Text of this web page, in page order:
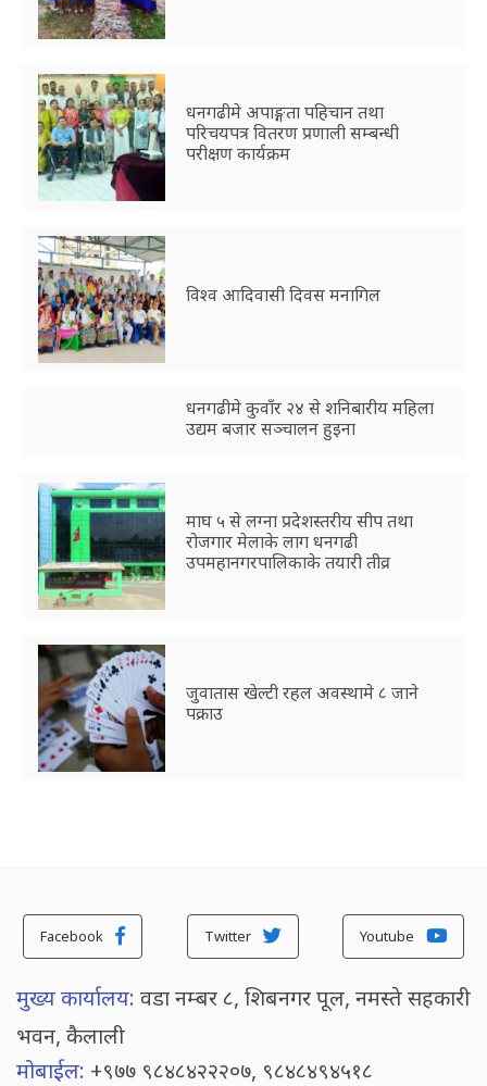
धनगढीमे अपाङ्गता पहिचान तथा
परिचयपत्र वितरण प्रणाली सम्बन्धी
परीक्षण कार्यक्रम
विश्व आदिवासी दिवस मनागिल
धनगढीमे कुवाँर २४ से शनिबारीय महिला
उद्यम बजार सञ्चालन हुइना
माघ ५ से लग्ना प्रदेशस्तरीय सीप तथा
रोजगार मेलाके लाग धनगढी
उपमहानगरपालिकाके तयारी तीव्र
जुवातास खेल्टी रहल अवस्थामे ८ जाने
पक्राउ
Facebook Twitter Youtube
मुख्य कार्यालय: वडा नम्बर ८, शिबनगर पूल, नमस्ते सहकारी
भवन, कैलाली
मोबाईल: +९७७ ९८४८४२२२०७, ९८४८४९४५१८